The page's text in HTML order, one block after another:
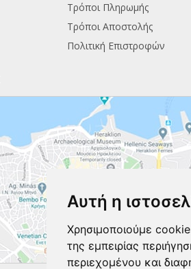
Αυτή η
Χρησιμοποιούμε
της εμπειρίας
περιεχομένου και
Τρόποι Πληρωμής
Τρόποι Αποστολής
Πολιτική Επιστροφών